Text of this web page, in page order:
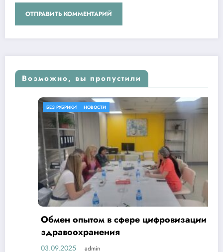
Возможно, вы пропустили
НОВОСТИ
Обмен опытом в сфере цифровизации
здравоохранения
admin